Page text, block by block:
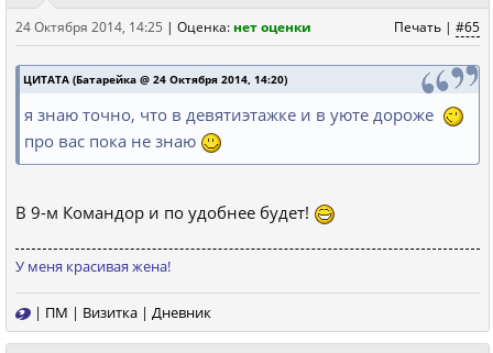
Печать | #65
24 Октября 2014, 14:25 | Оценка: нет оценки
ЦИТАТА (Батарейка @ 24 Октября 2014, 14:20)
я знаю точно, что в девятиэтажке и в уюте дороже
про вас пока не знаю
В 9-м Командор и по удобнее будет!
У меня красивая жена!
| ПМ | Визитка | Дневник